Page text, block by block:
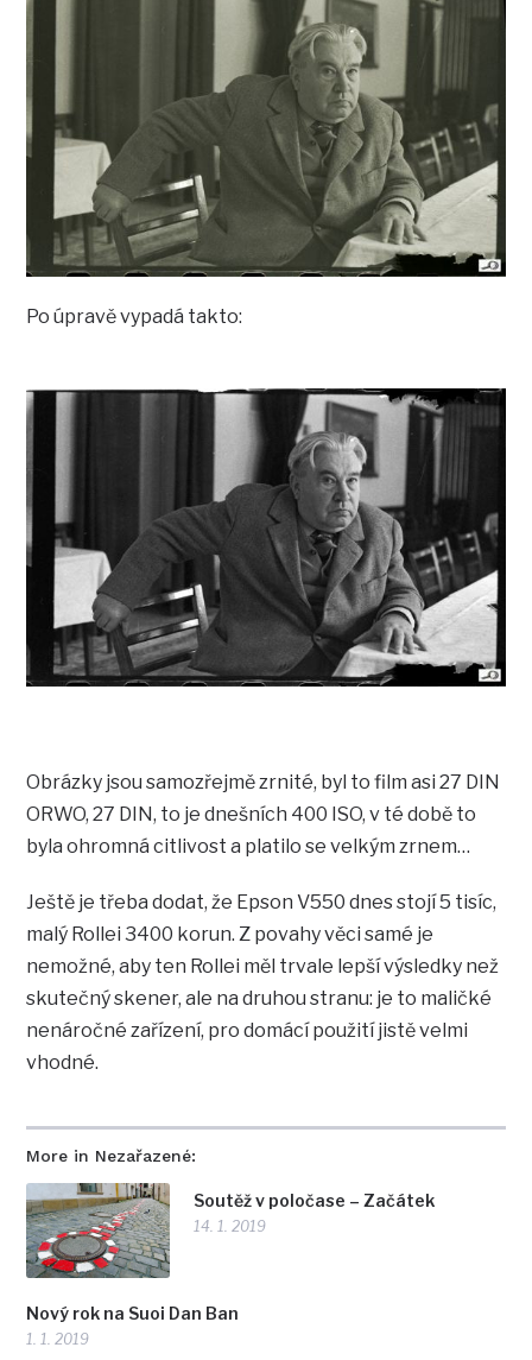
More in Nezařazené:
Soutěž v poločase – Začátek
14. 1. 2019
Nový rok na Suoi Dan Ban
1. 1. 2019
Po úpravě vypadá takto:
Obrázky jsou samozřejmě zrnité, byl to film asi 27 DIN
ORWO, 27 DIN, to je dnešních 400 ISO, v té době to
byla ohromná citlivost a platilo se velkým zrnem…
Ještě je třeba dodat, že Epson V550 dnes stojí 5 tisíc,
malý Rollei 3400 korun. Z povahy věci samé je
nemožné, aby ten Rollei měl trvale lepší výsledky než
skutečný skener, ale na druhou stranu: je to maličké
nenáročné zařízení, pro domácí použití jistě velmi
vhodné.